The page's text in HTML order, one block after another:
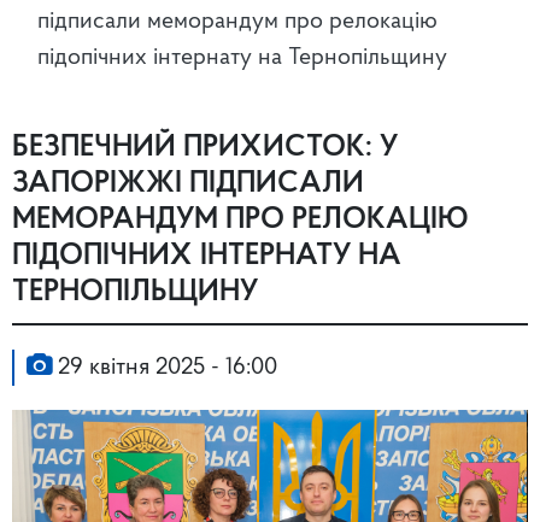
підписали меморандум про релокацію
підопічних інтернату на Тернопільщину
БЕЗПЕЧНИЙ ПРИХИСТОК: У
ЗАПОРІЖЖІ ПІДПИСАЛИ
МЕМОРАНДУМ ПРО РЕЛОКАЦІЮ
ПІДОПІЧНИХ ІНТЕРНАТУ НА
ТЕРНОПІЛЬЩИНУ
29 квітня 2025 - 16:00